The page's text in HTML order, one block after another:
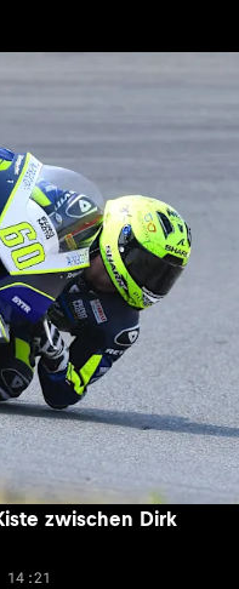
zwischen Dirk